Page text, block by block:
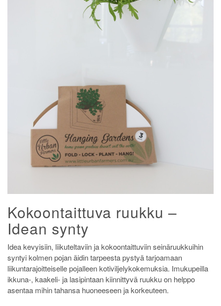
Kokoontaittuva ruukku –
Idean synty
Idea kevyisiin, liikuteltaviin ja kokoontaittuviin seinäruukkuihin
syntyi kolmen pojan äidin tarpeesta pystyä tarjoamaan
liikuntarajoitteiselle pojalleen kotiviljelykokemuksia. Imukupeilla
ikkuna-, kaakeli- ja lasipintaan kiinnittyvä ruukku on helppo
asentaa mihin tahansa huoneeseen ja korkeuteen.